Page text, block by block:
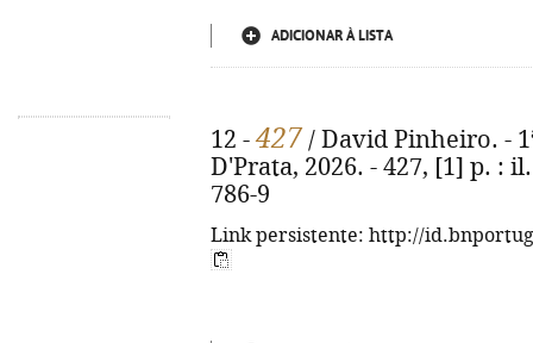
ADICIONAR À LISTA
12 -427 / David Pinheiro. -
D'Prata, 2026. - 427, [1] p. :
786-9
Link persistente: http://